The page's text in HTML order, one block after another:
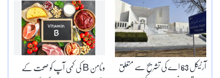
وٹامن B کی کمی آپ کو صحت کے آرٹیکل 63 اے کی تشریح سے متعلق